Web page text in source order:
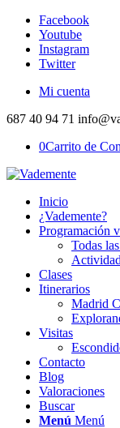
Facebook
Youtube
Instagram
Twitter
Mi cuenta
687 40 94 71
0Carrito de
Inicio
¿Vademente?
Programación
Todas
Clases
Itinerarios
Madrid
Visitas
Contacto
Blog
Valoraciones
Buscar
Menú Menú